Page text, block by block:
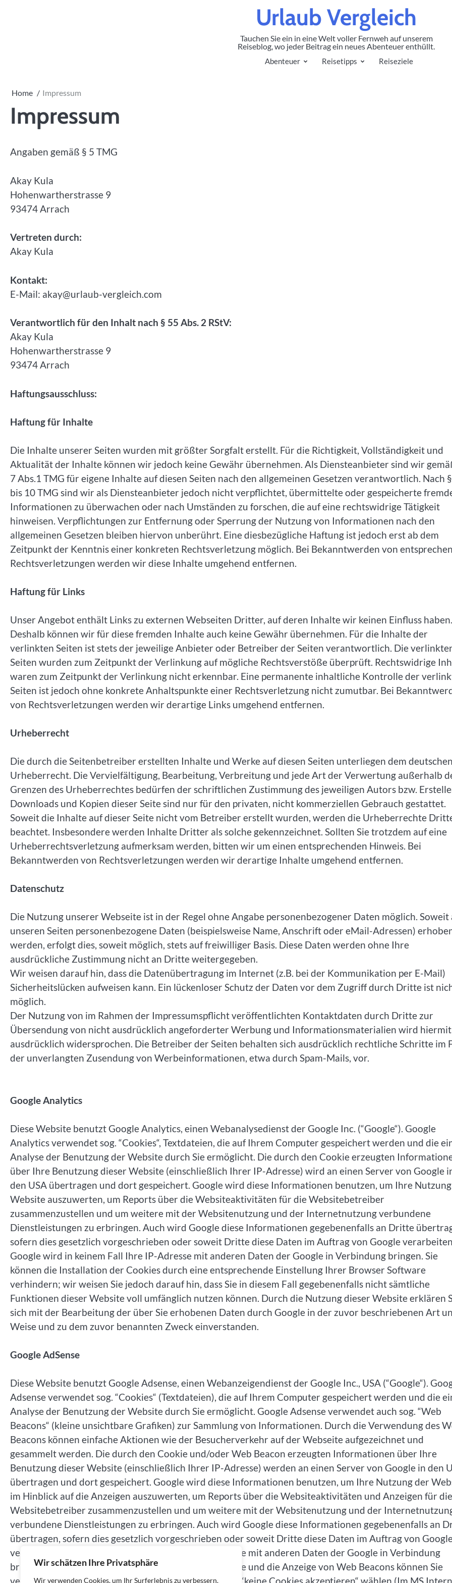
Wir schätzen Ihre Privatsphäre
Wir verwenden Cookies, um Ihr Surferlebnis zu verbessern,
Urlaub Vergleich
Tauchen Sie ein in eine Welt voller Fernweh auf unserem
Reiseblog, wo jeder Beitrag ein neues Abenteuer enthüllt.
Abenteuer Reisetipps Reiseziele
Home Impressum
Impressum
Angaben gemäß § 5 TMG
Akay Kula
Hohenwartherstrasse 9
93474 Arrach
Vertreten durch:
Akay Kula
Kontakt:
E-Mail: akay@urlaub-vergleich.com
Verantwortlich für den Inhalt nach § 55 Abs. 2 RStV:
Akay Kula
Hohenwartherstrasse 9
93474 Arrach
Haftungsausschluss:
Haftung für Inhalte
Die Inhalte unserer Seiten wurden mit größter Sorgfalt erstellt. Für die Richtigkeit, Vollständigkeit und
Aktualität der Inhalte können wir jedoch keine Gewähr übernehmen. Als Diensteanbieter sind wir
7 Abs.1 TMG für eigene Inhalte auf diesen Seiten nach den allgemeinen Gesetzen verantwortlich. Nach
bis 10 TMG sind wir als Diensteanbieter jedoch nicht verpflichtet, übermittelte oder gespeicherte
Informationen zu überwachen oder nach Umständen zu forschen, die auf eine rechtswidrige Tätigkeit
hinweisen. Verpflichtungen zur Entfernung oder Sperrung der Nutzung von Informationen nach den
allgemeinen Gesetzen bleiben hiervon unberührt. Eine diesbezügliche Haftung ist jedoch erst ab dem
Zeitpunkt der Kenntnis einer konkreten Rechtsverletzung möglich. Bei Bekanntwerden von
Rechtsverletzungen werden wir diese Inhalte umgehend entfernen.
Haftung für Links
Unser Angebot enthält Links zu externen Webseiten Dritter, auf deren Inhalte wir keinen Einfluss haben.
Deshalb können wir für diese fremden Inhalte auch keine Gewähr übernehmen. Für die Inhalte der
verlinkten Seiten ist stets der jeweilige Anbieter oder Betreiber der Seiten verantwortlich. Die
Seiten wurden zum Zeitpunkt der Verlinkung auf mögliche Rechtsverstöße überprüft. Rechtswidrige
waren zum Zeitpunkt der Verlinkung nicht erkennbar. Eine permanente inhaltliche Kontrolle der
Seiten ist jedoch ohne konkrete Anhaltspunkte einer Rechtsverletzung nicht zumutbar. Bei
von Rechtsverletzungen werden wir derartige Links umgehend entfernen.
Urheberrecht
Die durch die Seitenbetreiber erstellten Inhalte und Werke auf diesen Seiten unterliegen dem deutschen
Urheberrecht. Die Vervielfältigung, Bearbeitung, Verbreitung und jede Art der Verwertung außerhalb
Grenzen des Urheberrechtes bedürfen der schriftlichen Zustimmung des jeweiligen Autors bzw.
Downloads und Kopien dieser Seite sind nur für den privaten, nicht kommerziellen Gebrauch gestattet.
Soweit die Inhalte auf dieser Seite nicht vom Betreiber erstellt wurden, werden die Urheberrechte
beachtet. Insbesondere werden Inhalte Dritter als solche gekennzeichnet. Sollten Sie trotzdem auf eine
Urheberrechtsverletzung aufmerksam werden, bitten wir um einen entsprechenden Hinweis. Bei
Bekanntwerden von Rechtsverletzungen werden wir derartige Inhalte umgehend entfernen.
Datenschutz
Die Nutzung unserer Webseite ist in der Regel ohne Angabe personenbezogener Daten möglich. Soweit
unseren Seiten personenbezogene Daten (beispielsweise Name, Anschrift oder eMail-Adressen)
werden, erfolgt dies, soweit möglich, stets auf freiwilliger Basis. Diese Daten werden ohne Ihre
ausdrückliche Zustimmung nicht an Dritte weitergegeben.
Wir weisen darauf hin, dass die Datenübertragung im Internet (z.B. bei der Kommunikation per E-Mail)
Sicherheitslücken aufweisen kann. Ein lückenloser Schutz der Daten vor dem Zugriff durch Dritte ist
möglich.
Der Nutzung von im Rahmen der Impressumspflicht veröffentlichten Kontaktdaten durch Dritte zur
Übersendung von nicht ausdrücklich angeforderter Werbung und Informationsmaterialien wird hiermit
ausdrücklich widersprochen. Die Betreiber der Seiten behalten sich ausdrücklich rechtliche Schritte im
der unverlangten Zusendung von Werbeinformationen, etwa durch Spam-Mails, vor.
Google Analytics
Diese Website benutzt Google Analytics, einen Webanalysedienst der Google Inc. (“Google“). Google
Analytics verwendet sog. “Cookies“, Textdateien, die auf Ihrem Computer gespeichert werden und die
Analyse der Benutzung der Website durch Sie ermöglicht. Die durch den Cookie erzeugten
über Ihre Benutzung dieser Website (einschließlich Ihrer IP-Adresse) wird an einen Server von Google
den USA übertragen und dort gespeichert. Google wird diese Informationen benutzen, um Ihre
Website auszuwerten, um Reports über die Websiteaktivitäten für die Websitebetreiber
zusammenzustellen und um weitere mit der Websitenutzung und der Internetnutzung verbundene
Dienstleistungen zu erbringen. Auch wird Google diese Informationen gegebenenfalls an Dritte
sofern dies gesetzlich vorgeschrieben oder soweit Dritte diese Daten im Auftrag von Google
Google wird in keinem Fall Ihre IP-Adresse mit anderen Daten der Google in Verbindung bringen. Sie
können die Installation der Cookies durch eine entsprechende Einstellung Ihrer Browser Software
verhindern; wir weisen Sie jedoch darauf hin, dass Sie in diesem Fall gegebenenfalls nicht sämtliche
Funktionen dieser Website voll umfänglich nutzen können. Durch die Nutzung dieser Website erklären
sich mit der Bearbeitung der über Sie erhobenen Daten durch Google in der zuvor beschriebenen Art
Weise und zu dem zuvor benannten Zweck einverstanden.
Google AdSense
Diese Website benutzt Google Adsense, einen Webanzeigendienst der Google Inc., USA (“Google“).
Adsense verwendet sog. “Cookies“ (Textdateien), die auf Ihrem Computer gespeichert werden und die
Analyse der Benutzung der Website durch Sie ermöglicht. Google Adsense verwendet auch sog. “Web
Beacons“ (kleine unsichtbare Grafiken) zur Sammlung von Informationen. Durch die Verwendung des
Beacons können einfache Aktionen wie der Besucherverkehr auf der Webseite aufgezeichnet und
gesammelt werden. Die durch den Cookie und/oder Web Beacon erzeugten Informationen über Ihre
Benutzung dieser Website (einschließlich Ihrer IP-Adresse) werden an einen Server von Google in den
übertragen und dort gespeichert. Google wird diese Informationen benutzen, um Ihre Nutzung der
im Hinblick auf die Anzeigen auszuwerten, um Reports über die Websiteaktivitäten und Anzeigen für die
Websitebetreiber zusammenzustellen und um weitere mit der Websitenutzung und der
verbundene Dienstleistungen zu erbringen. Auch wird Google diese Informationen gegebenenfalls an
übertragen, sofern dies gesetzlich vorgeschrieben oder soweit Dritte diese Daten im Auftrag von
verarbeiten. Google wird in keinem Fall Ihre IP-Adresse mit anderen Daten der Google in Verbindung
bringen. Das Speichern von Cookies auf Ihrer Festplatte und die Anzeige von Web Beacons können Sie
verhindern, indem Sie in Ihren Browser-Einstellungen “keine Cookies akzeptieren“ wählen (Im MS